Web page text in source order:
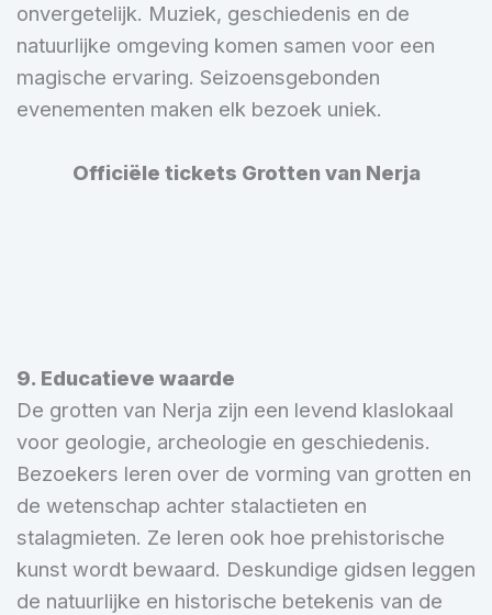
onvergetelijk. Muziek, geschiedenis en de
natuurlijke omgeving komen samen voor een
magische ervaring. Seizoensgebonden
evenementen maken elk bezoek uniek.
Officiële tickets Grotten van Nerja
9. Educatieve waarde
De grotten van Nerja zijn een levend klaslokaal
voor geologie, archeologie en geschiedenis.
Bezoekers leren over de vorming van grotten en
de wetenschap achter stalactieten en
stalagmieten. Ze leren ook hoe prehistorische
kunst wordt bewaard. Deskundige gidsen leggen
de natuurlijke en historische betekenis van de